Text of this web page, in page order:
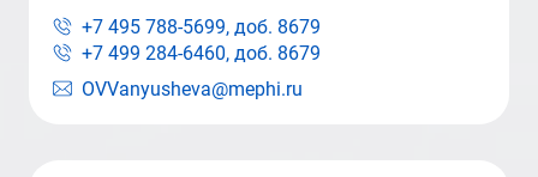
OVVanyusheva@mephi.ru
+7 495 788-5699, доб. 8679
+7 499 284-6460, доб. 8679